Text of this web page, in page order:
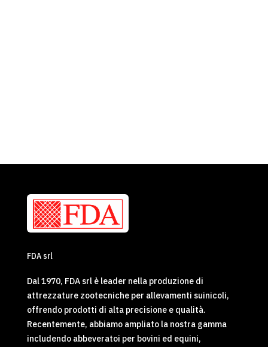
FDA srl
Dal 1970, FDA srl è leader nella produzione di
attrezzature zootecniche per allevamenti suinicoli,
offrendo prodotti di alta precisione e qualità.
Recentemente, abbiamo ampliato la nostra gamma
includendo abbeveratoi per bovini ed equini,